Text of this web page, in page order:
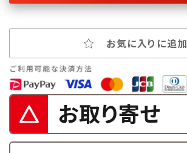
お気に入りに追加
お取り寄せ